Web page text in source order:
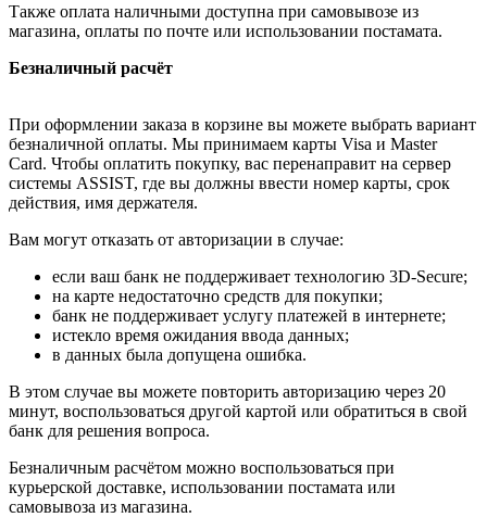
Также оплата наличными доступна при самовывозе из
магазина, оплаты по почте или использовании постамата.
Безналичный расчёт
При оформлении заказа в корзине вы можете выбрать вариант
безналичной оплаты. Мы принимаем карты Visa и Master
Card. Чтобы оплатить покупку, вас перенаправит на сервер
системы ASSIST, где вы должны ввести номер карты, срок
действия, имя держателя.
Вам могут отказать от авторизации в случае:
если ваш банк не поддерживает технологию 3D-Secure;
на карте недостаточно средств для покупки;
банк не поддерживает услугу платежей в интернете;
истекло время ожидания ввода данных;
в данных была допущена ошибка.
В этом случае вы можете повторить авторизацию через 20
минут, воспользоваться другой картой или обратиться в свой
банк для решения вопроса.
Безналичным расчётом можно воспользоваться при
курьерской доставке, использовании постамата или
самовывоза из магазина.